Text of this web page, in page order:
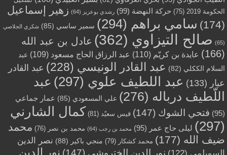
الحكومة 2019
(75) حركة النهضة (99) رشدي بوعزيز (64)
زهير إسماعيل
(174)
سامي براهم (294) سمير ساسي (85) شكري الجلاصي
(65) صالح التيزاوي (362)
عادل بن عبد الله
(166)
عايدة بن كريّم (110) عبد الرزاق الحاج مسعود (109)
عبد
السلام الككلي (82) عبد القادر الونيسي (228)
عبد القادر
عبار (133) عبد اللطيف علوي (297)
عبد
اللّطيف درباله (276) علي المسعودي (85)
عمار جماعي
(95)
فتحي الشوك (147) قيس سعيّد (81)
كمال الشارني
(297)
ليلى حاج عمر (95) محمد بن رجب (64) محمد بن نصر (76)
محمد
ضيف الله (177) محمد كشكار (79) منجي باكير (88)
نصر الدين
نور الدين الختروشي (147) نور الدين